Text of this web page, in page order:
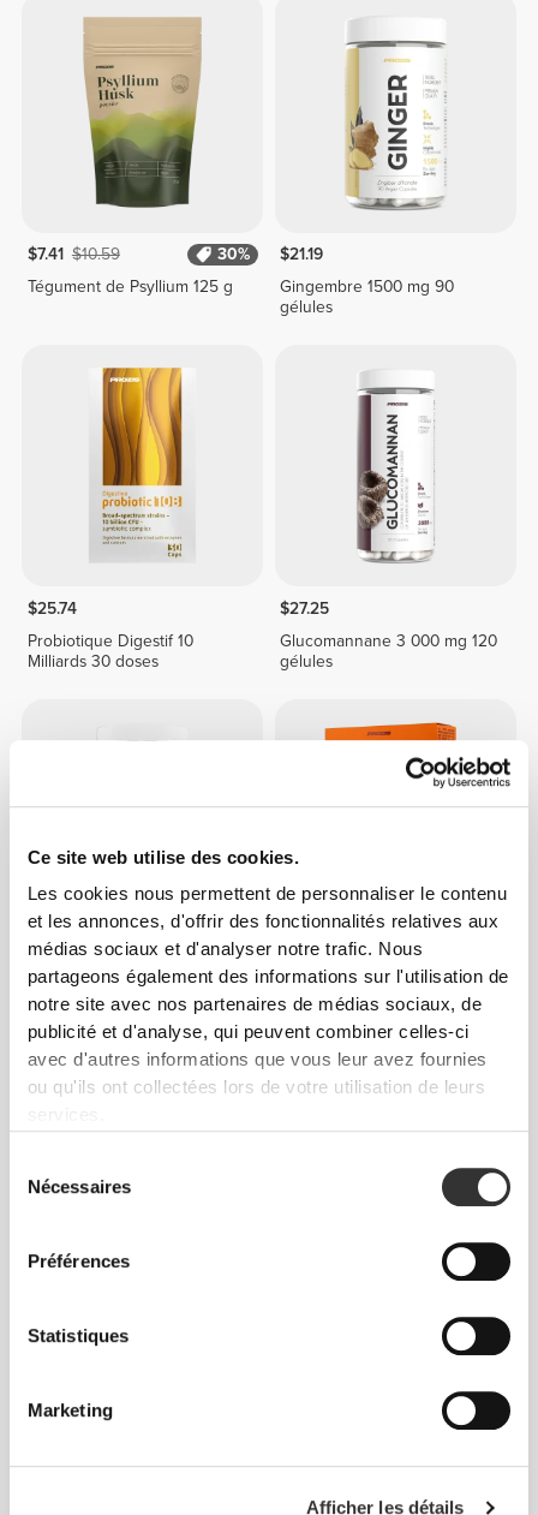
Ce site web utilise des cookies.
Les cookies nous permettent de personnaliser le contenu
et les annonces, d'offrir des fonctionnalités relatives aux
médias sociaux et d'analyser notre trafic. Nous
partageons également des informations sur l'utilisation de
notre site avec nos partenaires de médias sociaux, de
publicité et d'analyse, qui peuvent combiner celles-ci
avec d'autres informations que vous leur avez fournies
ou qu'ils ont collectées lors de votre utilisation de leurs
services.
Nécessaires
Préférences
Statistiques
Marketing
Afficher les détails
$7.41 $10.59
30%
Tégument de Psyllium 125 g
$21.19
Gingembre 1500 mg 90
gélules
$25.74
Probiotique Digestif 10
Milliards 30 doses
$27.25
Glucomannane 3 000 mg 120
gélules
20%
Yogo Whey - High-Protein
Shake 15 servings
H2O Digestive - 8 sticks
Yogo Whey + Creatine - High-
Mélange de Fibres 450g